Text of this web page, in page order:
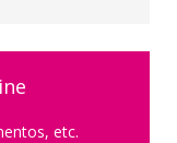
etc.